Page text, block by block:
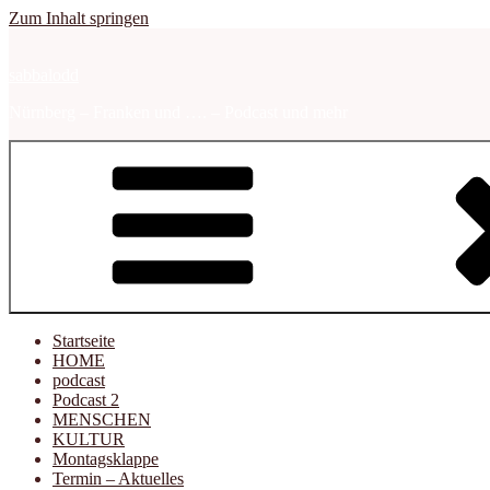
Zum Inhalt springen
Startseite
HOME
podcast
Podcast 2
MENSCHEN
KULTUR
Montagsklappe
Termin – Aktuelles